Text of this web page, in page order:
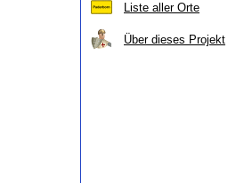
Liste aller Orte
Über dieses Projekt